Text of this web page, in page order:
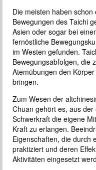
Die meisten haben
Bewegungen des Taichi
Asien oder sogar bei
fernöstliche
im Westen gefunden.
Bewegungsabfolgen, die
Atemübungen den
bringen.
Zum Wesen der
Chuan gehört es, aus
Schwerkraft die eigene
Kraft zu erlangen.
Eigenschaften, die durch
praktiziert und deren
Aktivitäten eingesetzt